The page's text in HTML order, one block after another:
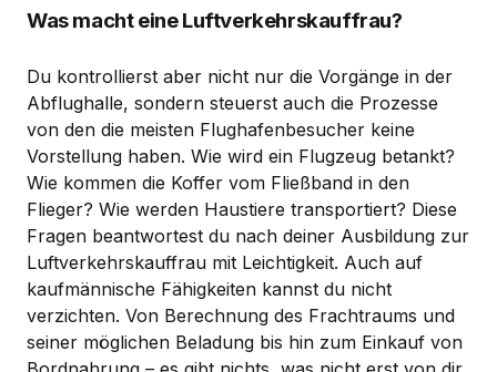
Was macht eine Luftverkehrskauffrau?
Du kontrollierst aber nicht nur die Vorgänge in der
Abflughalle, sondern steuerst auch die Prozesse
von den die meisten Flughafenbesucher keine
Vorstellung haben. Wie wird ein Flugzeug betankt?
Wie kommen die Koffer vom Fließband in den
Flieger? Wie werden Haustiere transportiert? Diese
Fragen beantwortest du nach deiner Ausbildung zur
Luftverkehrskauffrau mit Leichtigkeit. Auch auf
kaufmännische Fähigkeiten kannst du nicht
verzichten. Von Berechnung des Frachtraums und
seiner möglichen Beladung bis hin zum Einkauf von